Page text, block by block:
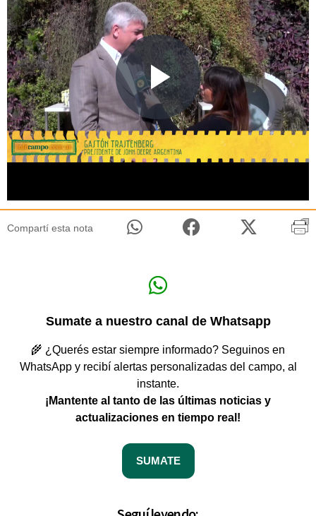
Compartí esta nota
Sumate a nuestro canal de Whatsapp
🌾 ¿Querés estar siempre informado? Seguinos en
WhatsApp y recibí alertas personalizadas del campo, al
instante.
¡Mantente al tanto de las últimas noticias y
actualizaciones en tiempo real!
SUMATE